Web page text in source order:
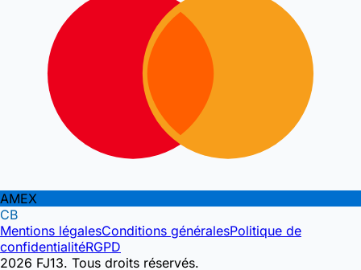
AMEX
CB
Mentions légalesConditions généralesPolitique de
confidentialitéRGPD
2026 FJ13. Tous droits réservés.